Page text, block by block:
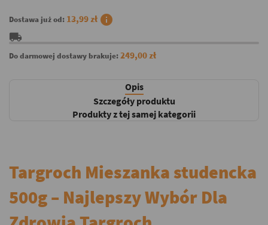
Dostawa już od: 13,99 zł info
local_shipping
Do darmowej dostawy brakuje:249,00 zł
Opis
Szczegóły produktu
Produkty z tej samej kategorii
Targroch Mieszanka studencka
500g – Najlepszy Wybór Dla